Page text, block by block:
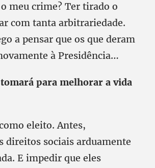
meu crime? Ter tirado o
com tanta arbitrariedade.
a pensar que os que deram
à Presidência…
para melhorar a vida
eleito. Antes,
direitos sociais arduamente
E impedir que eles